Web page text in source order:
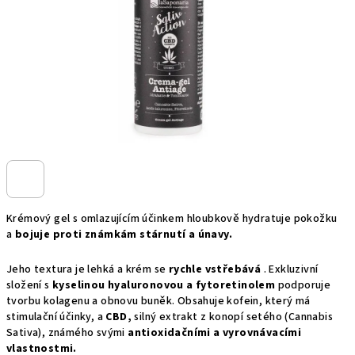
Krémový gel s omlazujícím účinkem hloubkově hydratuje pokožku
a bojuje proti známkám stárnutí a únavy.
Jeho textura je lehká a krém se rychle vstřebává . Exkluzivní
složení s kyselinou hyaluronovou a fytoretinolem podporuje
tvorbu kolagenu a obnovu buněk. Obsahuje kofein, který má
stimulační účinky, a CBD, silný extrakt z konopí setého (Cannabis
Sativa), známého svými antioxidačními a vyrovnávacími
vlastnostmi.